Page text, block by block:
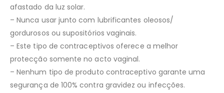
afastado da luz solar.
– Nunca usar junto com lubrificantes oleosos/
gordurosos ou supositórios vaginais.
– Este tipo de contraceptivos oferece a melhor
protecção somente no acto vaginal.
– Nenhum tipo de produto contraceptivo garante uma
segurança de 100% contra gravidez ou infecções.